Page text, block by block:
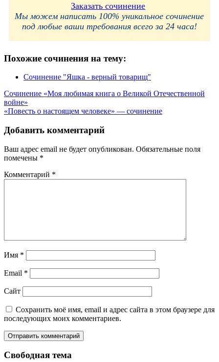
Заказать сочинение
Мы можем написать 100% уникальное сочинение
под любые ваши требования всего за 24 часа!
Похожие сочинения на тему:
Сочинение "Яшка - верный товарищ"
Навигация
по
Сочинение «Моя любимая книга о Великой Отечественной
войне»
«Повесть о настоящем человеке» — сочинение
Добавить комментарий
Ваш адрес email не будет опубликован. Обязательные поля
помечены *
Комментарий *
Имя *
Email *
Сайт
Сохранить моё имя, email и адрес сайта в этом браузере для
последующих моих комментариев.
Свободная тема